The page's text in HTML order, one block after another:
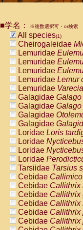
■学名： ※複数選択可・or検索
All species(1)
Cheirogaleidae
Lemuridae
Lemuridae
Lemuridae
Lemuridae Lemur
Lemuridae
Galagidae
Galagidae
Galagidae
Galagidae
Loridae Loris
Loridae
Loridae
Loridae
Tarsiidae Tarsius
Cebidae
Cebidae Callithrix
Cebidae Callithrix
Cebidae Callithrix
Cebidae Callithrix
Cebidae Callithrix